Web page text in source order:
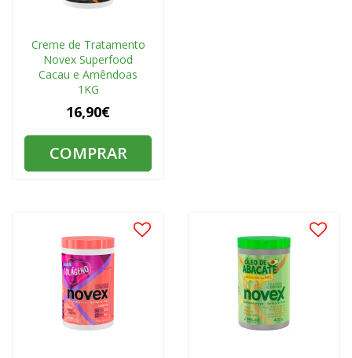
Creme de Tratamento
Novex Superfood
Cacau e Amêndoas
1KG
16,90€
COMPRAR